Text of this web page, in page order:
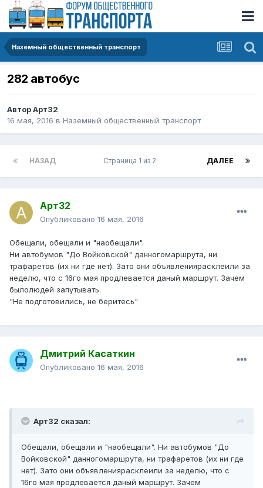
Наземный общественный транспорт
282 автобус
АвторАрт32
16 мая, 2016 в Наземный общественный транспорт
НАЗАД ДАЛЕЕ
Страница 1 из 2
Арт32
Опубликовано 16 мая, 2016
Обещали, обещали и "наобещали".
Ни автобумов "До Войковской" данногомаршрута, ни
трафаретов (их ни где нет). Зато они объявлениярасклеили за
неделю, что с 16го мая продлевается даный маршрут. Зачем
былолюдей запутывать.
"Не подготовились, не беритесь"
Дмитрий Касаткин
Опубликовано 16 мая, 2016
Арт32 сказал:
Обещали, обещали и "наобещали". Ни автобумов "До
Войковской" данногомаршрута, ни трафаретов (их ни где
нет). Зато они объявлениярасклеили за неделю, что с
16го мая продлевается даный маршрут. Зачем